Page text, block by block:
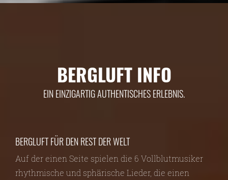
BERGLUFT INFO
EIN EINZIGARTIG AUTHENTISCHES ERLEBNIS.
BERGLUFT FÜR DEN REST DER WELT
Auf der einen Seite spielen die 6 Vollblutmusiker
rhythmische und sphärische Lieder, die einen